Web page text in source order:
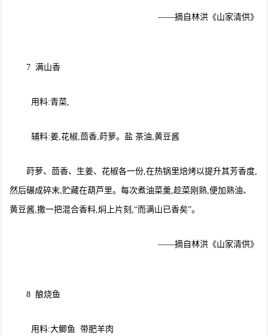
——摘自林洪《山家清供》
7 满山香
用料:青菜,
辅料:姜,花椒,茴香,莳萝。盐 茶油,黄豆酱
莳萝、茴香、生姜、花椒各一份,在热锅里焙烤以提升其芳香度,
然后碾成碎末,贮藏在葫芦里。每次煮油菜羹,趁菜刚熟,便加熟油、
黄豆酱,撒一把混合香料,焖上片刻,“而满山已香矣”。
——摘自林洪《山家清供》
8 酿烧鱼
用料:大鲫鱼 带肥羊肉